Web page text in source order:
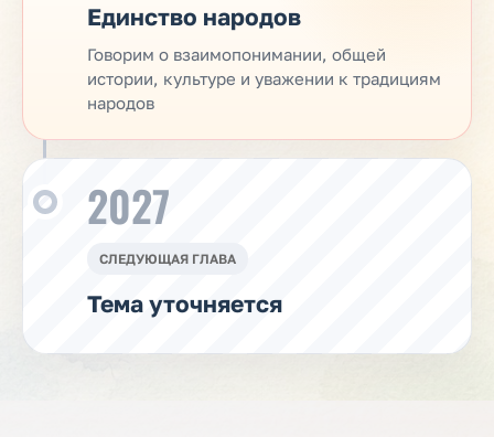
Единство народов
Говорим о взаимопонимании, общей
истории, культуре и уважении к традициям
народов
2027
СЛЕДУЮЩАЯ ГЛАВА
Тема уточняется